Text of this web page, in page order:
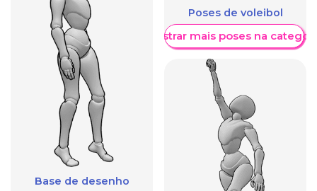
Base de desenho
Poses de voleibol
Mostrar mais poses na